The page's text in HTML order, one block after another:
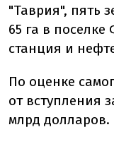
"Таврия", пять
65 га в
станция и
По оценке
от вступления
млрд долларов.